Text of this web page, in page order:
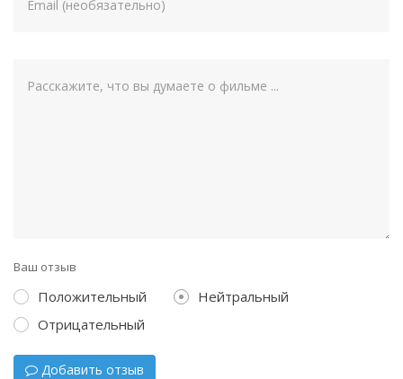
Ваш отзыв
Положительный
Нейтральный
Отрицательный
Добавить отзыв